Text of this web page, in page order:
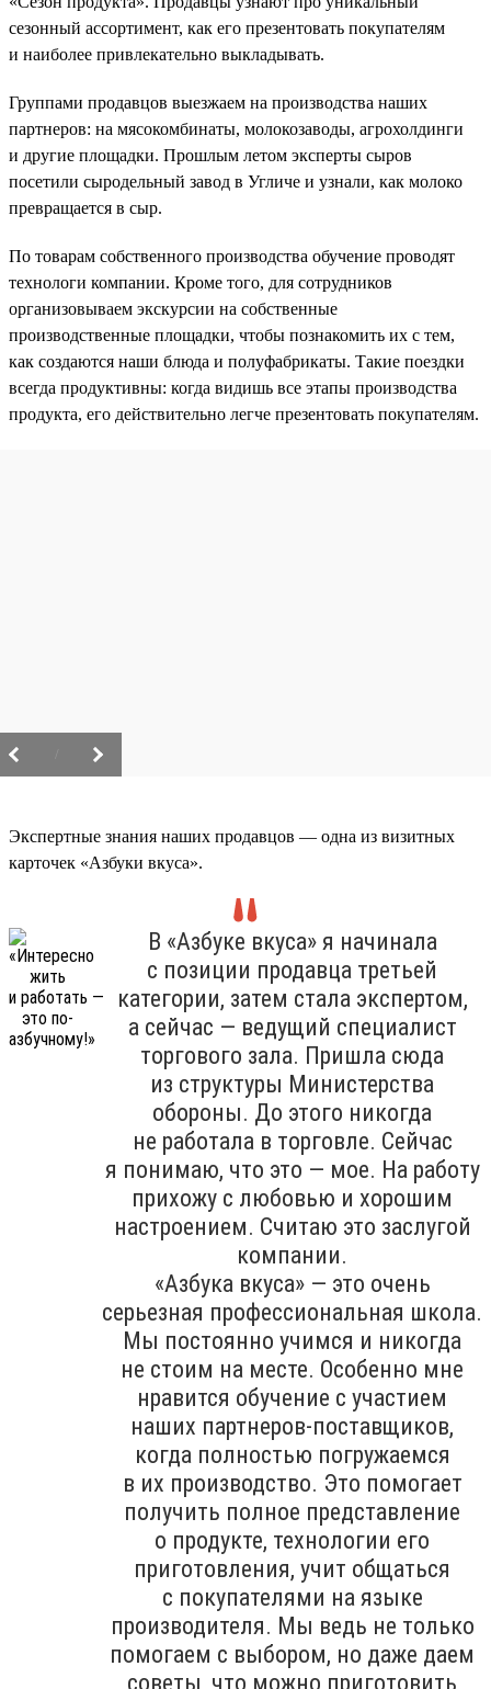
сезонный ассортимент, как его презентовать покупателям
и наиболее привлекательно выкладывать.
Группами продавцов выезжаем на производства наших
партнеров: на мясокомбинаты, молокозаводы, агрохолдинги
и другие площадки. Прошлым летом эксперты сыров
посетили сыродельный завод в Угличе и узнали, как молоко
превращается в сыр.
По товарам собственного производства обучение проводят
технологи компании. Кроме того, для сотрудников
организовываем экскурсии на собственные
производственные площадки, чтобы познакомить их с тем,
как создаются наши блюда и полуфабрикаты. Такие поездки
всегда продуктивны: когда видишь все этапы производства
продукта, его действительно легче презентовать покупателям.
Экспертные знания наших продавцов — одна из визитных
карточек «Азбуки вкуса».
В «Азбуке вкуса» я начинала
с позиции продавца третьей
категории, затем стала экспертом,
а сейчас — ведущий специалист
торгового зала. Пришла сюда
из структуры Министерства
обороны. До этого никогда
не работала в торговле. Сейчас
я понимаю, что это — мое. На работу
прихожу с любовью и хорошим
настроением. Считаю это заслугой
компании.
«Азбука вкуса» — это очень
серьезная профессиональная школа.
Мы постоянно учимся и никогда
не стоим на месте. Особенно мне
нравится обучение с участием
наших партнеров-поставщиков,
когда полностью погружаемся
в их производство. Это помогает
получить полное представление
о продукте, технологии его
приготовления, учит общаться
с покупателями на языке
производителя. Мы ведь не только
помогаем с выбором, но даже даем
советы, что можно приготовить